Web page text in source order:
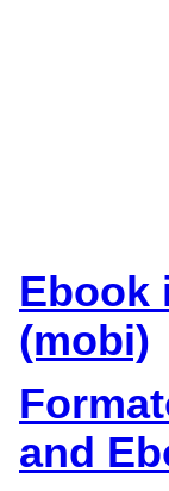
Ebook
(mobi)
and